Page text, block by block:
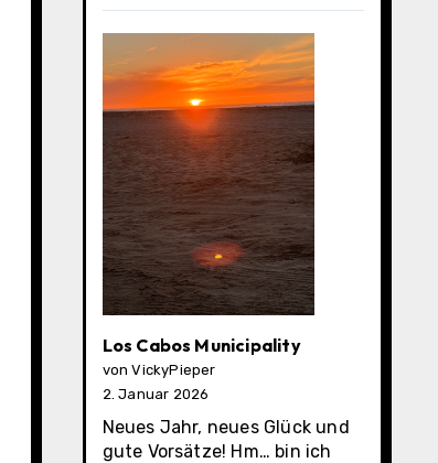
Lucas
Los Cabos Municipality
von VickyPieper
2. Januar 2026
Neues Jahr, neues Glück und
gute Vorsätze! Hm… bin ich